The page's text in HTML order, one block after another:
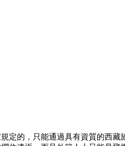
定的，只能通過具有資質的西